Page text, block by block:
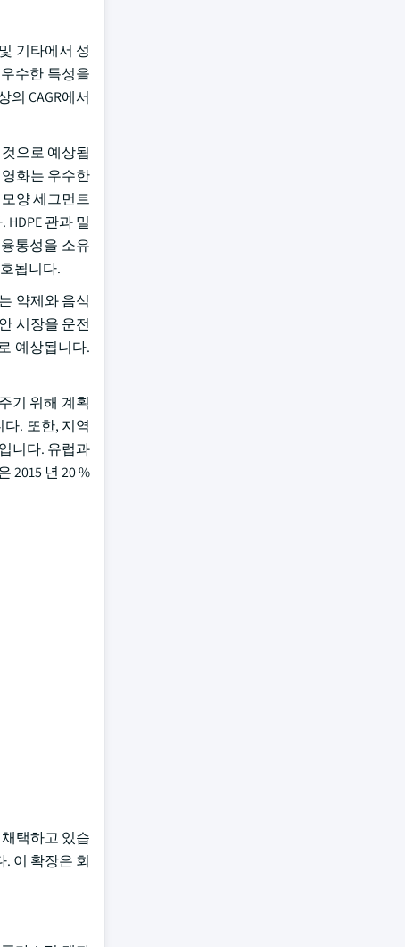
기타에서 성
수한 특성을
CAGR에서
으로 예상됩
화는 우수한
양 세그먼트
관과 밀
통성을 소유
됩니다.
약제와 음식
시장을 운전
예상됩니다.
기 위해 계획
. 또한, 지역
니다. 유럽과
2015 년 20 %
택하고 있습
. 이 확장은 회